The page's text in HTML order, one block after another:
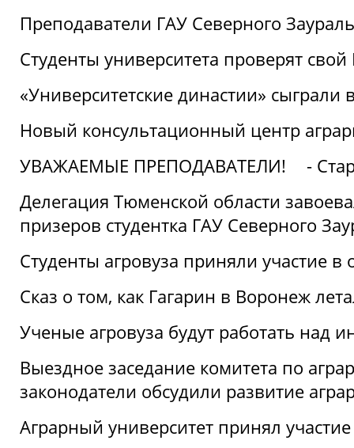
Преподаватели ГАУ Северного
Студенты университета проверят свой
«Университетские династии»
Новый консультационный центр
УВАЖАЕМЫЕ ПРЕПОДАВАТЕЛИ!
-
Делегация Тюменской области
призеров студентка ГАУ Северного
Студенты агровуза приняли участие в
Сказ о том, как Гагарин в Воронеж
Ученые агровуза будут работать над
Выездное заседание комитета по
законодатели обсудили развитие
Аграрный университет принял